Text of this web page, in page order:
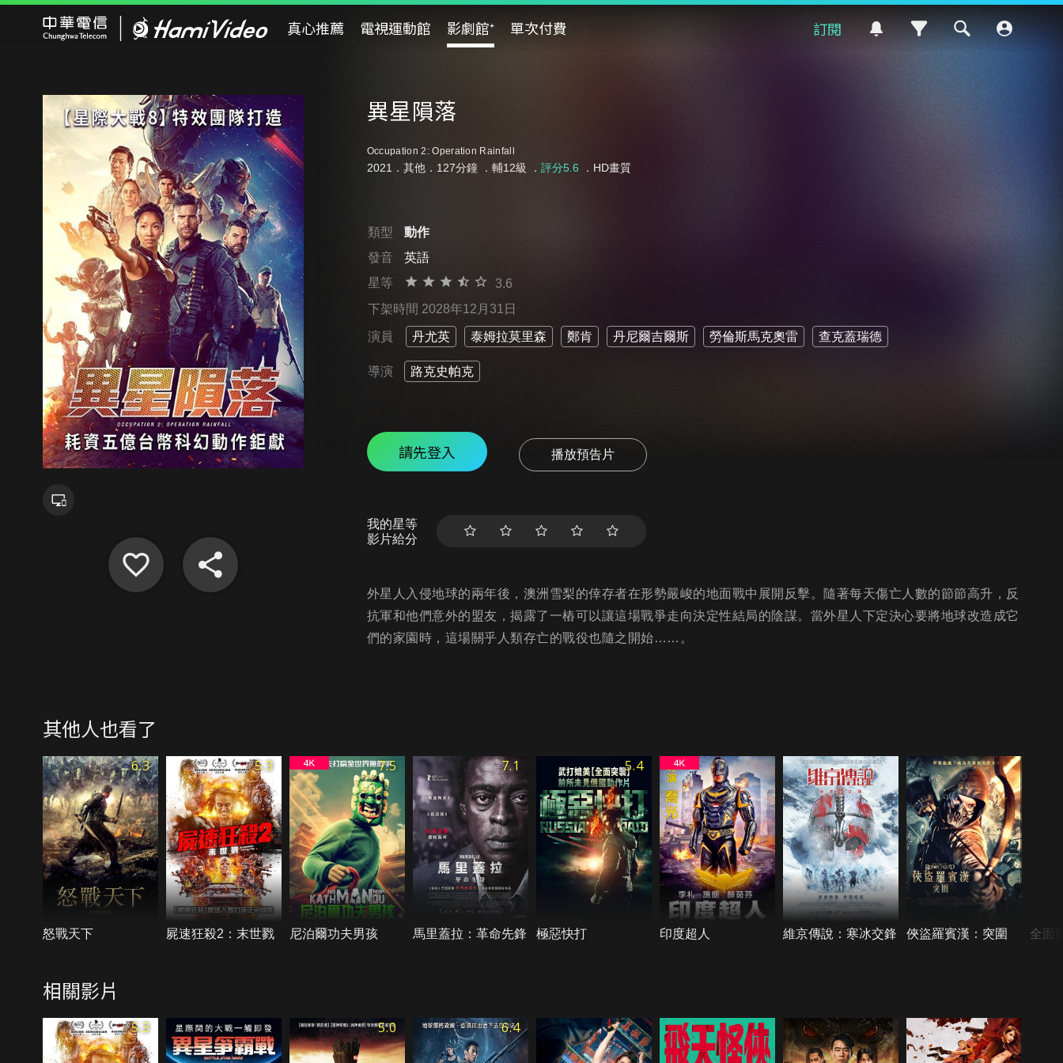
真心推薦 電視運動館 影劇館⁺ 單次付費 訂閱
異星隕落
Occupation 2: Operation Rainfall
2021．其他．127分鐘 ． 輔12級 ． 評分5.6 ．HD畫質
類型
動作
發音
英語
星等
3.6
下架時間 2028年12月31日
演員 丹尤英 泰姆拉莫里森 鄭肯 丹尼爾吉爾斯 勞倫斯馬克奧雷 查克蓋瑞德
導演 路克史帕克
請先登入 播放預告片
我的星等
影片給分
外星人入侵地球的兩年後，澳洲雪梨的倖存者在形勢嚴峻的地面戰中展開反擊。隨著每天傷亡人數的節節高升，反
抗軍和他們意外的盟友，揭露了一樁可以讓這場戰爭走向決定性結局的陰謀。當外星人下定決心要將地球改造成它
們的家園時，這場關乎人類存亡的戰役也隨之開始……。
其他人也看了
6.3
怒戰天下
5.3
屍速狂殺2：末世戮
7.5
尼泊爾功夫男孩
7.1
馬里蓋拉：革命先鋒
5.4
極惡快打 印度超人 維京傳說：寒冰交鋒 俠盜羅賓漢：突圍 全面
相關影片
5.3 5.0 6.4